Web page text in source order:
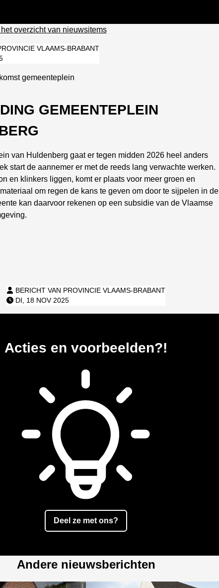
overzicht van nieuwsitems
VLAAMS-BRABANT
GEMEENTEPLEIN
van Huldenberg gaat er tegen midden 2026 heel anders
start de aannemer er met de reeds lang verwachte werken.
en klinkers liggen, komt er plaats voor meer groen en
om regen de kans te geven om door te sijpelen in de
kan daarvoor rekenen op een subsidie van de Vlaamse
BERICHT VAN PROVINCIE VLAAMS-BRABANT
DI, 18 NOV 2025
Acties en voorbeelden?!
Deel ze met ons?
Andere nieuwsberichten